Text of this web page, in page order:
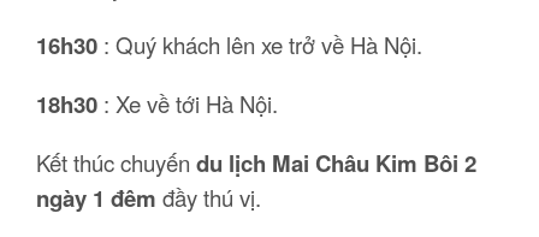
16h30 : Quý khách lên xe trở về Hà Nội.
18h30 : Xe về tới Hà Nội.
Kết thúc chuyến du lịch Mai Châu Kim Bôi 2
ngày 1 đêm đầy thú vị.